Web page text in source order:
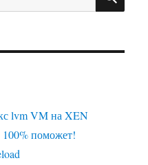
lvm VM на XEN
100% поможет!